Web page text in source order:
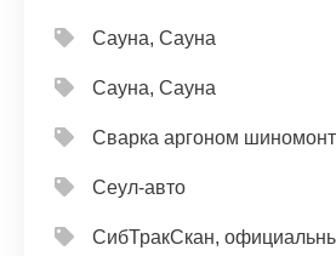
Сауна, Сауна
Сауна, Сауна
Сварка аргоном
Сеул-авто
СибТракСкан,